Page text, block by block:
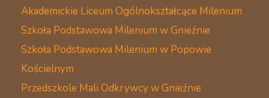
Akademickie Liceum Ogólnokształcące Milenium
Szkoła Podstawowa Milenium w Gnieźnie
Szkoła Podstawowa Milenium w Popowie
Kościelnym
Przedszkole Mali Odkrywcy w Gnieźnie